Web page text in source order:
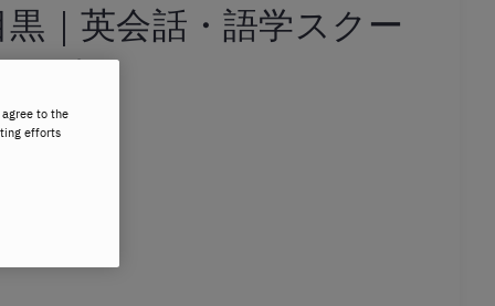
｜英会話・語学スクー
ル
to the
efforts